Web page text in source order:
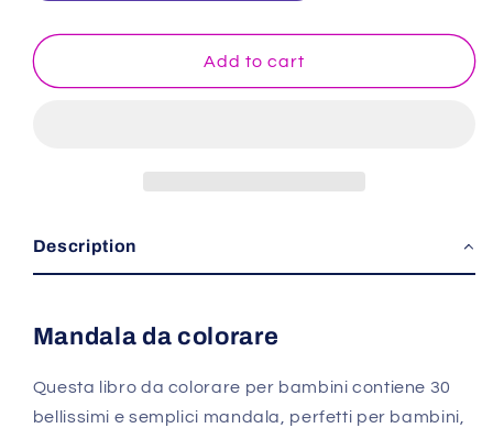
Add to cart
Description
Mandala da colorare
Questa libro da colorare per bambini contiene 30
bellissimi e semplici mandala, perfetti per bambini,